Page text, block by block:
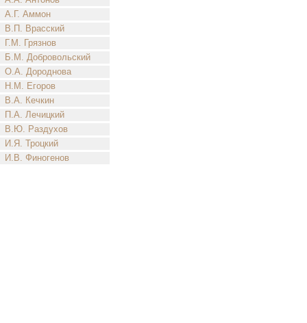
А.Г. Аммон
В.П. Врасский
Г.М. Грязнов
Б.М. Добровольский
О.А. Дороднова
Н.М. Егоров
В.А. Кечкин
П.А. Лечицкий
В.Ю. Раздухов
И.Я. Троцкий
И.В. Финогенов